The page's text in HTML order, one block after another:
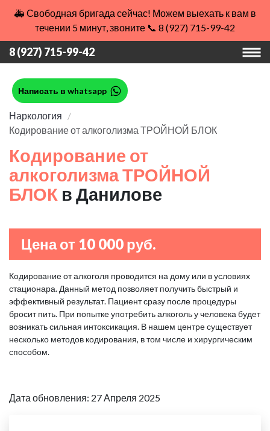
🚑 Свободная бригада сейчас! Можем выехать к вам в
течении 5 минут, звоните 📞 8 (927) 715-99-42
8 (927) 715-99-42
Написать в whatsapp
Наркология
Кодирование от алкоголизма ТРОЙНОЙ БЛОК
Кодирование от
алкоголизма ТРОЙНОЙ
БЛОК в Данилове
Цена от 10 000 руб.
Кодирование от алкоголя проводится на дому или в условиях
стационара. Данный метод позволяет получить быстрый и
эффективный результат. Пациент сразу после процедуры
бросит пить. При попытке употребить алкоголь у человека будет
возникать сильная интоксикация. В нашем центре существует
несколько методов кодирования, в том числе и хирургическим
способом.
Дата обновления: 27 Апреля 2025